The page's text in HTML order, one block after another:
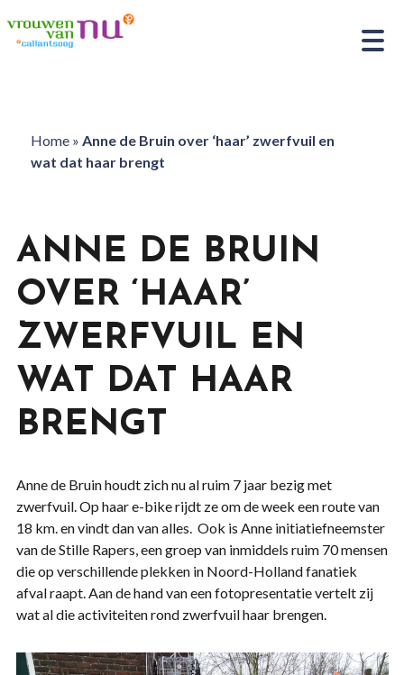
Home» Anne de Bruin over ‘haar’ zwerfvuil en
wat dat haar brengt
ANNE DE BRUIN
OVER ‘HAAR’
ZWERFVUIL EN
WAT DAT HAAR
BRENGT
Anne de Bruin houdt zich nu al ruim 7 jaar bezig met
zwerfvuil. Op haar e-bike rijdt ze om de week een route van
18 km. en vindt dan van alles. Ook is Anne initiatiefneemster
van de Stille Rapers, een groep van inmiddels ruim 70 mensen
die op verschillende plekken in Noord-Holland fanatiek
afval raapt. Aan de hand van een fotopresentatie vertelt zij
wat al die activiteiten rond zwerfvuil haar brengen.